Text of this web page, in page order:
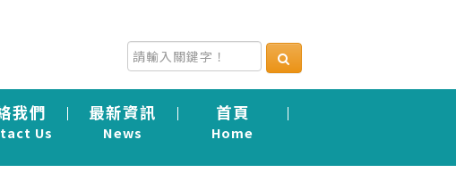
我們
Us
最新資訊
News
首頁
Home